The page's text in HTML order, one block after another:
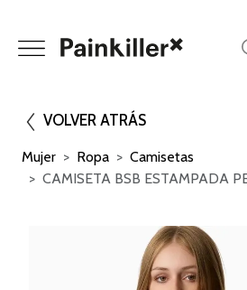
VOLVER ATRÁS
Mujer Ropa
Camisetas
CAMISETA BSB ESTAMPADA